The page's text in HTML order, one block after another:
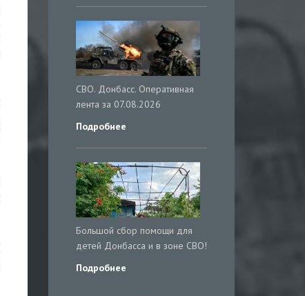
СВО. Донбасс. Оперативная
лента за 07.08.2026
Подробнее
Большой сбор помощи для
детей Донбасса и в зоне СВО!
Подробнее